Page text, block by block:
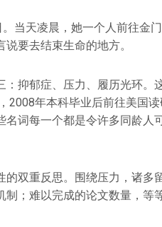
当天凌晨，她一个人前往金
要去结束生命的地方。
抑郁症、压力、履历光环。
2008年本科毕业后前往美国
词每一个都是令许多同龄人
双重反思。围绕压力，诸多
；难以完成的论文数量，等等